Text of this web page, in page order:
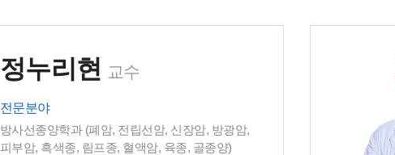
정누리현 교수
전문분야
방사선종양학과 (폐암, 전립선암, 신장암, 방광암,
피부암, 흑색종, 림프종, 혈액암, 육종, 골종양)